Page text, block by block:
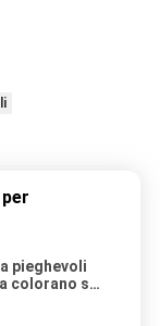
pieghevoli
colorano su